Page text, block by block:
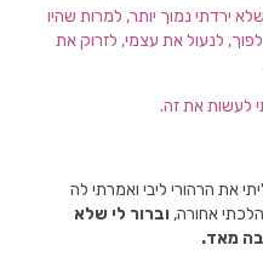
ירדתי נמוך יותר, למרות שהיו
לנעול את עצמי, לזרוק את
לעשות את זה.
את הרהורי ליבי ואמרתי לה
אחורה, וברור לי שלא
מאד.